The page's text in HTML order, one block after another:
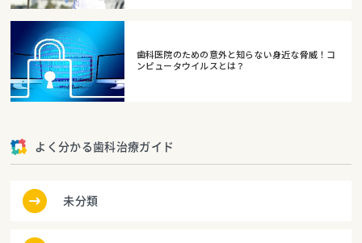
歯科医院のための意外と知らない身近な脅威！コ
ンピュータウイルスとは？
よく分かる歯科治療ガイド
未分類